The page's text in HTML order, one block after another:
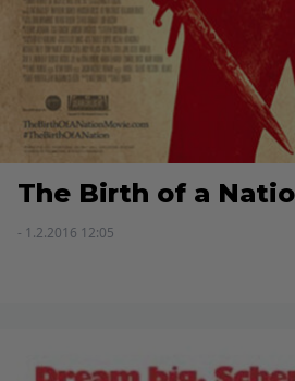
The Birth of a
- 1.2.2016 12:05